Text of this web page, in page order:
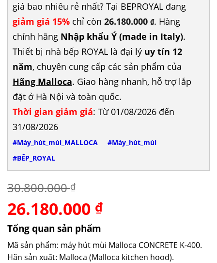
giá bao nhiêu rẻ nhất? Tại BEPROYAL đang
giảm giá 15% chỉ còn 26.180.000 ₫. Hàng
chính hãng Nhập khẩu Ý (made in Italy).
Thiết bị nhà bếp ROYAL là đại lý uy tín 12
năm, chuyên cung cấp các sản phẩm của
Hãng Malloca. Giao hàng nhanh, hỗ trợ lắp
đặt ở Hà Nội và toàn quốc.
Thời gian giảm giá: Từ 01/08/2026 đến
31/08/2026
#Máy_hút_mùi_MALLOCA
#Máy_hút_mùi
#BẾP_ROYAL
30.800.000₫
Giá
gốc
là:
30.800.000 ₫.
26.180.000 ₫Giá
là:
26.180.000 ₫.
Tổng quan sản phẩm
Mã sản phẩm: máy hút mùi Malloca CONCRETE K-400.
Hãn sản xuất: Malloca (Malloca kitchen hood).